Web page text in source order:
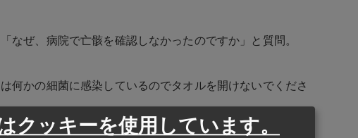
なぜ、病院で亡骸を確認しなかったのですか」と質問。
何かの細菌に感染しているのでタオルを開けないでくださ
クッキーを使用しています。